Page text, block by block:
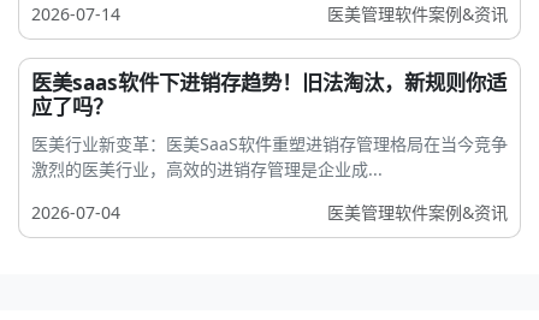
2026-07-14
医美管理软件案例&资讯
医美saas软件下进销存趋势！旧法淘汰，新规则你适
应了吗？
医美行业新变革：医美SaaS软件重塑进销存管理格局在当今竞争
激烈的医美行业，高效的进销存管理是企业成...
2026-07-04
医美管理软件案例&资讯